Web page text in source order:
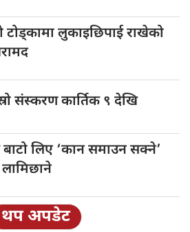
टोड्कामा लुकाइछिपाई राखेको
संस्करण कार्तिक ९ देखि
बाटो लिए ‘कान समाउन सक्ने’
थप अपडेट